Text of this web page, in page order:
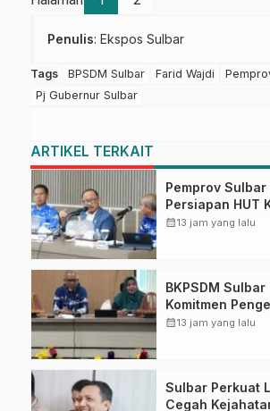
Penulis: Ekspos Sulbar
Tags BPSDM Sulbar Farid Wajdi
Pj Gubernur Sulbar
ARTIKEL TERKAIT
Pemprov
Persiapan HUT
Puncak
calendar_month13 jam yang lalu
BKPSDM
Komitmen
Kompetensi ASN
calendar_month13 jam yang lalu
Sulbar Perkuat
Cegah